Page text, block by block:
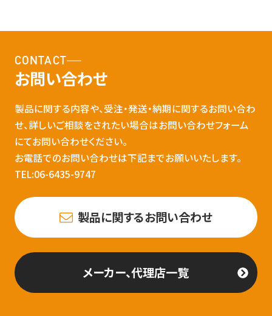
CONTACT
お問い合わせ
製品に関する内容や、受注・発送・納期に関するお問い合わ
せ、詳しいご相談をされたい場合はお問い合わせフォーム
にてお問い合わせください。
お電話でのお問い合わせは下記までお願いいたします。
TEL:06-6435-9747
製品に関するお問い合わせ
メーカー、代理店一覧